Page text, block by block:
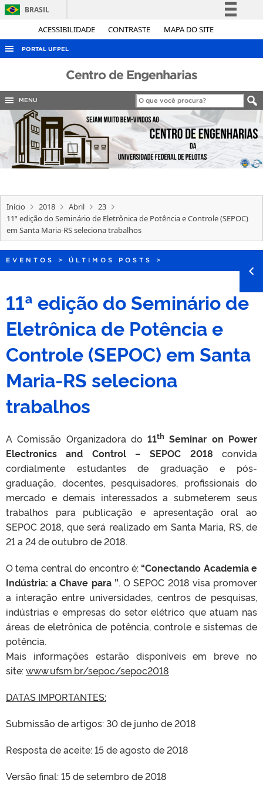
ACESSIBILIDADE CONTRASTE MAPA DO SITE
BRASIL
Simplifique!
Acesso à informação
Legislação
Canais
PORTAL UFPEL
COBALTO
CONCURSOS
EDITAIS
INTERNACIONAL
PORTARIAS
TELEFONES
Centro de Engenharias
MENU
Início 2018 Abril
23
11ª edição do Seminário de Eletrônica de Potência e Controle (SEPOC)
em Santa Maria-RS seleciona trabalhos
EVENTOS > ÚLTIMOS POSTS >
11ª edição do Seminário de
Eletrônica de Potência e
Controle (SEPOC) em Santa
Maria-RS seleciona
trabalhos
A Comissão Organizadora do11th Seminar on Power
Electronics and Control – SEPOC 2018 convida
cordialmente estudantes de graduação e pós-
graduação, docentes, pesquisadores, profissionais do
mercado e demais interessados a submeterem seus
trabalhos para publicação e apresentação oral ao
SEPOC 2018, que será realizado em Santa Maria, RS, de
21 a 24 de outubro de 2018.
O tema central do encontro é: “Conectando Academia e
Indústria: a Chave para ”. O SEPOC 2018 visa promover
a interação entre universidades, centros de pesquisas,
indústrias e empresas do setor elétrico que atuam nas
áreas de eletrônica de potência, controle e sistemas de
potência.
Mais informações estarão disponíveis em breve no
site:www.ufsm.br/sepoc/sepoc2018
DATAS IMPORTANTES:
Submissão de artigos: 30 de junho de 2018
Resposta de aceite: 15 de agosto de 2018
Versão final: 15 de setembro de 2018